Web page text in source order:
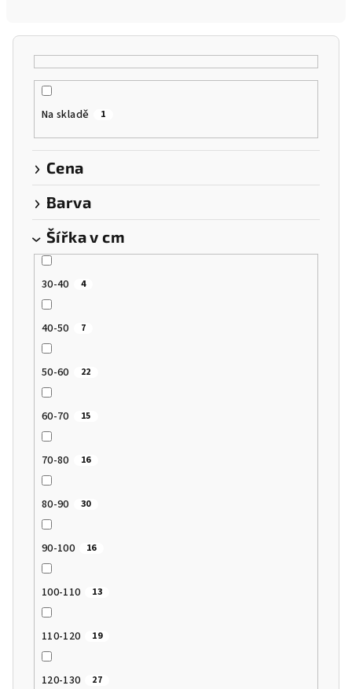
Na skladě 1
Cena
Barva
Šířka v cm
30-40 4
40-50 7
50-60 22
60-70 15
70-80 16
80-90 30
90-100 16
100-110 13
110-120 19
120-130 27